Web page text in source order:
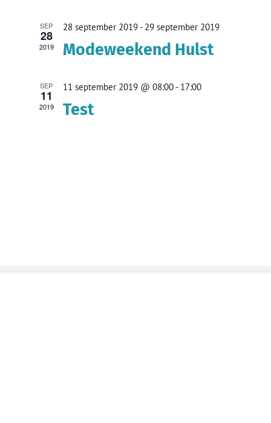
SEP
28
2019
28 september 2019- 29 september 2019
Modeweekend Hulst
SEP
11
2019
11 september 2019 @ 08:00- 17:00
Test